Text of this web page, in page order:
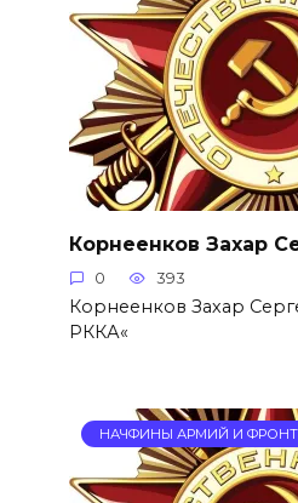
Корнеенков Захар
0 393
Корнеенков Захар
РККА«
НАЧФИНЫ АРМИЙ И